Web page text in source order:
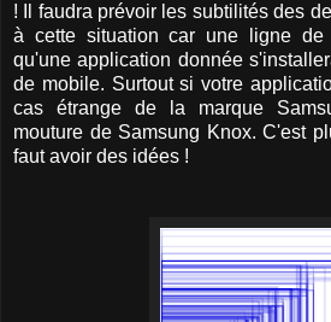
! Il faudra prévoir les subtilités des
à cette situation car une ligne de
qu'une application donnée
de mobile. Surtout si votre
cas étrange de la marque
mouture de Samsung Knox. C'est
faut avoir des idées !